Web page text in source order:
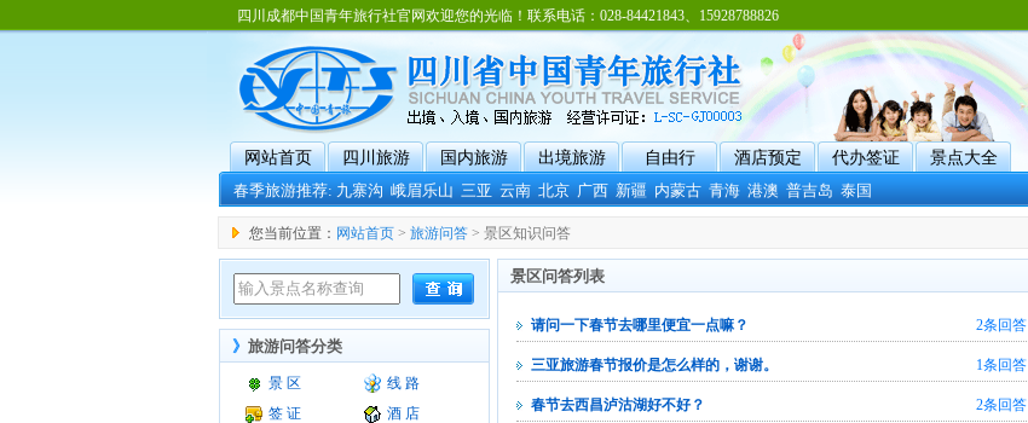
四川成都中国青年旅行社官网欢迎您的光临！联系电话：028-84421843、15928788826
网站首页 四川旅游 国内旅游 出境旅游 自由行 酒店预定 代办签证
景点大全
春季旅游推荐:九寨沟 峨眉乐山 三亚 云南 北京 广西 新疆 内蒙古 青海 港澳 普吉岛 泰国
您当前位置： 网站首页 > 旅游问答 > 景区知识问答
》 旅游问答分类
景 区
线 路
签 证
酒 店
景区问答列表
请问一下春节去哪里便宜一点嘛？ 2条回答
三亚旅游春节报价是怎么样的，谢谢。 1条回答
春节去西昌泸沽湖好不好？ 2条回答